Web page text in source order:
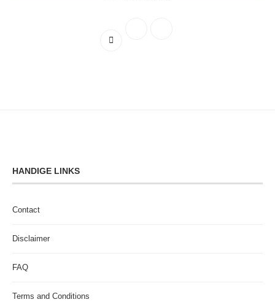
HANDIGE LINKS
Contact
Disclaimer
FAQ
Terms and Conditions